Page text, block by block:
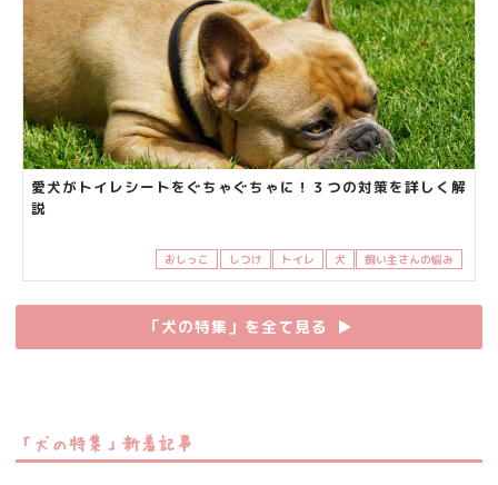
愛犬がトイレシートをぐちゃぐちゃに！３つの対策を詳しく解
説
おしっこ しつけ トイレ 犬 飼い主さんの悩み
「犬の特集」を全て見る ▶︎
「犬の特集」新着記事